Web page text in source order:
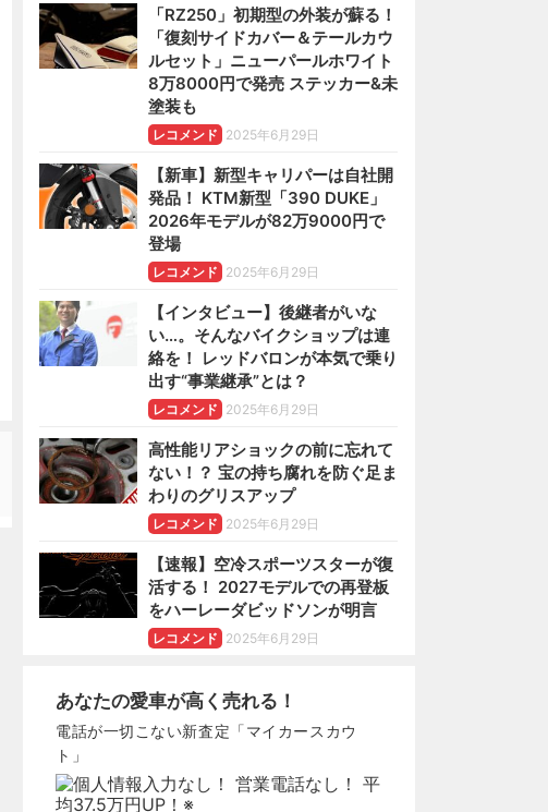
「RZ250」初期型の外装が蘇る！
「復刻サイドカバー＆テールカウ
ルセット」ニューパールホワイト
8万8000円で発売 ステッカー&未
塗装も
レコメンド 2025年6月29日
【新車】新型キャリパーは自社開
発品！ KTM新型「390 DUKE」
2026年モデルが82万9000円で
登場
レコメンド 2025年6月29日
【インタビュー】後継者がいな
い…。そんなバイクショップは連
絡を！ レッドバロンが本気で乗り
出す“事業継承”とは？
レコメンド 2025年6月29日
高性能リアショックの前に忘れて
ない！？ 宝の持ち腐れを防ぐ足ま
わりのグリスアップ
レコメンド 2025年6月29日
【速報】空冷スポーツスターが復
活する！ 2027モデルでの再登板
をハーレーダビッドソンが明言
レコメンド 2025年6月29日
あなたの愛車が高く売れる！
電話が一切こない新査定「マイカースカウ
ト」